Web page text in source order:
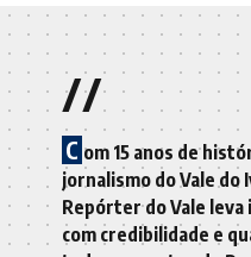
//
C om 15 anos de
jornalismo do Vale do
Repórter do Vale
com credibilidade e